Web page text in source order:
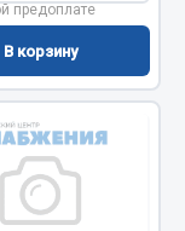
предоплате
В корзину